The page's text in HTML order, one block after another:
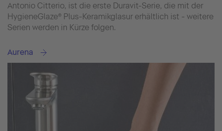
Antonio Citterio, ist die erste Duravit-Serie, die mit der
HygieneGlaze® Plus-Keramikglasur erhältlich ist - weitere
Serien werden in Kürze folgen.
Aurena